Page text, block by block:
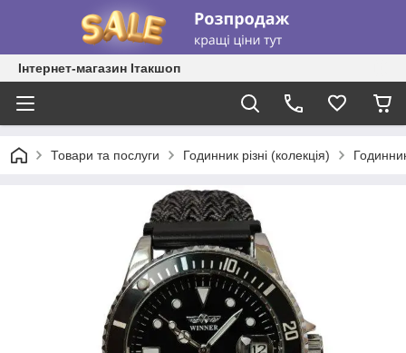
Інтернет-магазин Ітакшоп
Товари та послуги Годинник різні (колекція)